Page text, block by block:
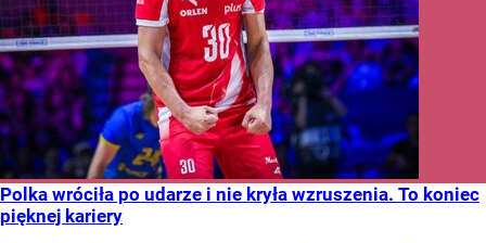
Polka wróciła po udarze i nie kryła wzruszenia. To koniec
pięknej kariery